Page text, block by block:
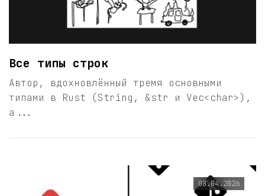
Все типы строк
Автор, вдохновлённый тремя основными
типами в Rust (String, &str и Vec<char>),
а...
08.04.2026